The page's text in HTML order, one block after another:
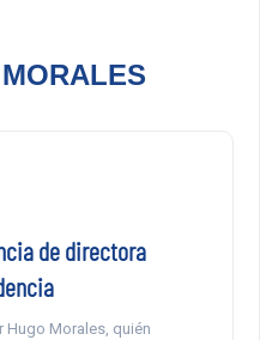
de directora
Hugo Morales, quién